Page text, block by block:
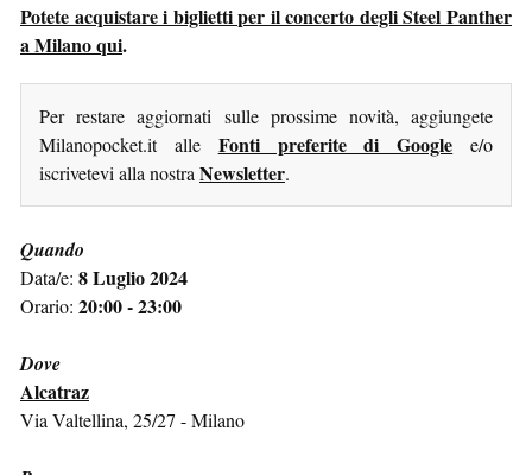
Potete acquistare i biglietti per il concerto degli Steel Panther
a Milano qui.
Per restare aggiornati sulle prossime novità, aggiungete
Milanopocket.it alle Fonti preferite di Google e/o
iscrivetevi alla nostra Newsletter.
Quando
Data/e: 8 Luglio 2024
Orario: 20:00 - 23:00
Dove
Alcatraz
Via Valtellina, 25/27 - Milano